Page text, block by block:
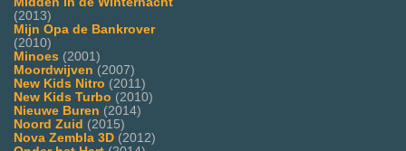
(2013)
Mijn Opa de Bankrover
(2010)
Minoes (2001)
Moordwijven (2007)
New Kids Nitro (2011)
New Kids Turbo (2010)
Nieuwe Buren (2014)
Noord Zuid (2015)
Nova Zembla 3D (2012)